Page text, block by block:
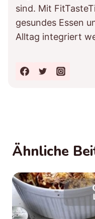
sind. Mit
gesundes Essen
Alltag integriert
Ähnliche